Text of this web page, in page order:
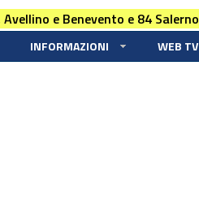
e Benevento e 84 Salerno
INFORMAZIONI WEB TV